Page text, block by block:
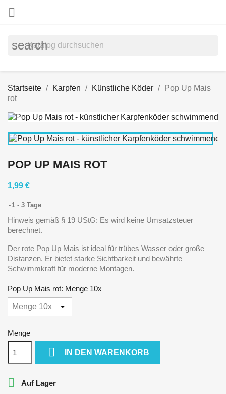

search
Startseite Karpfen Künstliche Köder
Pop Up Mais
rot
POP UP MAIS ROT
1,99 €
1 - 3 Tage
Hinweis gemäß § 19 UStG: Es wird keine Umsatzsteuer
berechnet.
Der rote Pop Up Mais ist ideal für trübes Wasser oder große
Distanzen. Er bietet starke Sichtbarkeit und bewährte
Schwimmkraft für moderne Montagen.
Pop Up Mais rot: Menge 10x
Menge
 IN DEN WARENKORB
 Auf Lager